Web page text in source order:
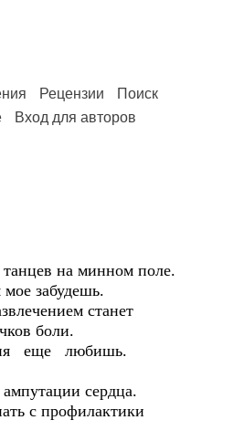
Рецензии
Поиск
Вход для авторов
на минном поле.
забудешь.
станет
боли.
еще любишь.
сердца.
с профилактики